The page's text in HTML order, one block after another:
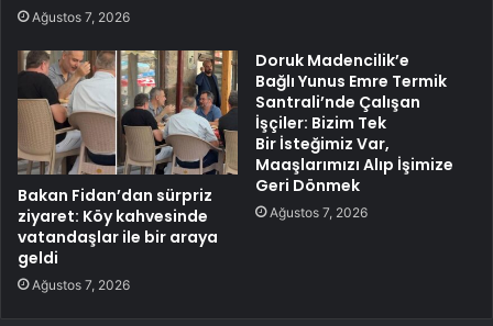
Ağustos 7, 2026
Bakan Fidan’dan sürpriz
ziyaret: Köy kahvesinde
vatandaşlar ile bir araya
geldi
Ağustos 7, 2026
Doruk Madencilik’e
Bağlı Yunus Emre Termik
Santrali’nde Çalışan
İşçiler: Bizim Tek
Bir İsteğimiz Var,
Maaşlarımızı Alıp İşimize
Geri Dönmek
Ağustos 7, 2026